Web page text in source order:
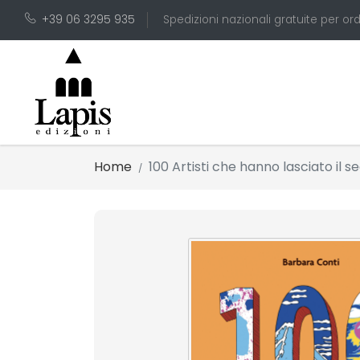
+39 06 3295 935 Spedizioni nazionali gratuite per
Home 100 Artisti che hanno lasciato il